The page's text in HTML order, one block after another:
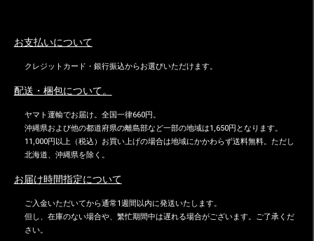
お支払いについて
クレジットカード・銀行振込からお選びいただけます。
配送・梱包について。
ヤマト運輸でお届け。全国一律660円。
沖縄県および他の都道府県の離島部など一部の地域は1,650円となります。
11,000円以上（税込）お買い上げの場合は地域にかかわらず送料無料。ただし
北海道、沖縄県を除く。
お届け時間指定について
ご入金いただいてから通常1週間以内に発送いたします。
但し、在庫のない場合や、繁忙期間中は遅れる場合がございます。ご了承くだ
さい。